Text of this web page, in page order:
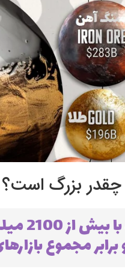
چقدر بزرگ است؟
بازارهای 10 فلز برتر جهان